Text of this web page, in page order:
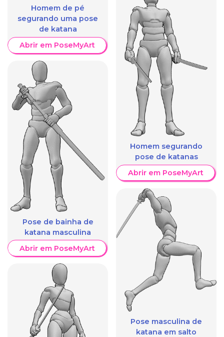
Homem de pé
segurando uma pose
de katana
Abrir em PoseMyArt
Pose de bainha de
katana masculina
Abrir em PoseMyArt
Homem segurando
pose de katanas
Abrir em PoseMyArt
Pose masculina de
katana em salto